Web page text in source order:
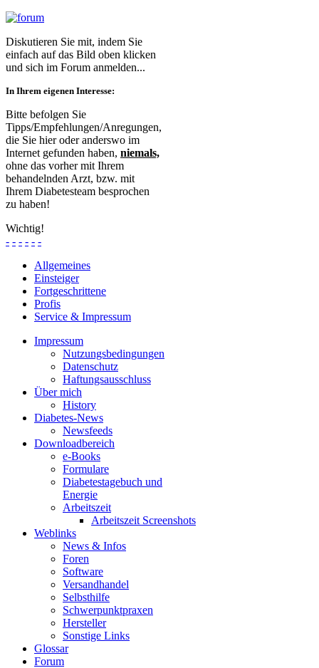
Diskutieren Sie mit, indem Sie
einfach auf das Bild oben klicken
und sich im Forum anmelden...
In Ihrem eigenen Interesse:
Bitte befolgen Sie
Tipps/Empfehlungen/Anregungen,
die Sie hier oder anderswo im
Internet gefunden haben, niemals,
ohne das vorher mit Ihrem
behandelnden Arzt, bzw. mit
Ihrem Diabetesteam besprochen
zu haben!
Wichtig!
- - - - - -
Allgemeines
Einsteiger
Fortgeschrittene
Profis
Service & Impressum
Impressum
Nutzungsbedingungen
Datenschutz
Haftungsausschluss
Über mich
History
Diabetes-News
Newsfeeds
Downloadbereich
e-Books
Formulare
Diabetestagebuch und
Energie
Arbeitszeit
Arbeitszeit Screenshots
Weblinks
News & Infos
Foren
Software
Versandhandel
Selbsthilfe
Schwerpunktpraxen
Hersteller
Sonstige Links
Glossar
Forum